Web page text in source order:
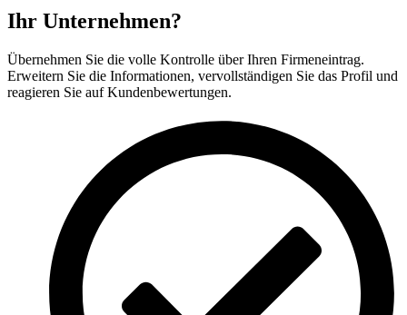
Ihr Unternehmen?
Übernehmen Sie die volle Kontrolle über Ihren Firmeneintrag.
Erweitern Sie die Informationen, vervollständigen Sie das Profil und
reagieren Sie auf Kundenbewertungen.